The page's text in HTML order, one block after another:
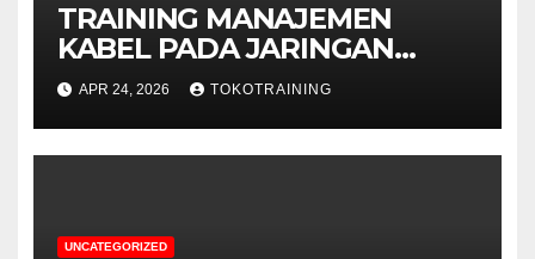
TRAINING MANAJEMEN
KABEL PADA JARINGAN
TELEKOMUNIKASI
APR 24, 2026 TOKOTRAINING
UNCATEGORIZED